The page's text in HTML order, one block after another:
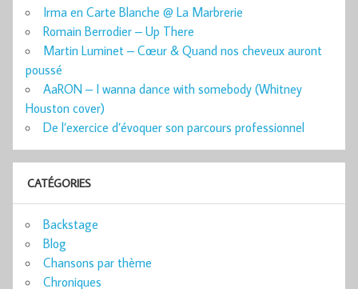
Irma en Carte Blanche @ La Marbrerie
Romain Berrodier – Up There
Martin Luminet – Cœur & Quand nos cheveux auront
poussé
AaRON – I wanna dance with somebody (Whitney
Houston cover)
De l’exercice d’évoquer son parcours professionnel
CATÉGORIES
Backstage
Blog
Chansons par thème
Chroniques